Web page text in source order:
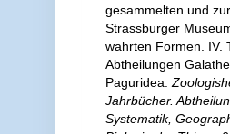
gesammelten und
Strassburger
wahrten Formen. IV.
Abtheilungen
Paguridea.
Jahrbücher.
Systematik,